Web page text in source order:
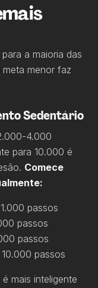
a maioria das
menor faz
Sedentário
4.000
para 10.000 é
Comece
passos
passos
passos
passos
mais inteligente